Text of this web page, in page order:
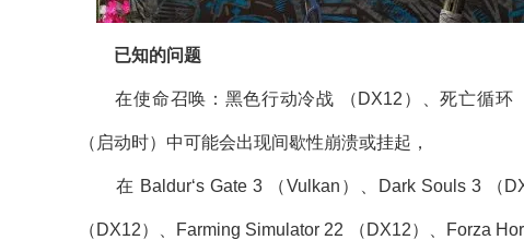
已知的问题
在使命召唤：黑色行动冷战 （DX12）、死亡循环
（启动时）中可能会出现间歇性崩溃或挂起，
在 Baldur‘s Gate 3 （Vulkan）、Dark Souls 3 （
（DX12）、Farming Simulator 22 （DX12）、Forza